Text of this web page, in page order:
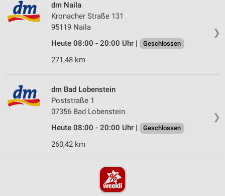
❯
dm Naila
Kronacher Straße 131
95119 Naila
Heute 08:00 - 20:00 Uhr |
Geschlossen
271,48 km
❯
dm Bad Lobenstein
Poststraße 1
07356 Bad Lobenstein
Heute 08:00 - 20:00 Uhr |
Geschlossen
260,42 km